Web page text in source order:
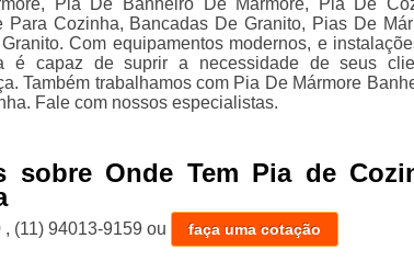
Para Cozinha, Bancadas De Granito, Pias De
Com equipamentos modernos, e
é capaz de suprir a necessidade de seus
Também trabalhamos com Pia De Mármore
Fale com nossos especialistas.
sobre Onde Tem Pia de
, (11) 94013-9159 ou faça uma cotação